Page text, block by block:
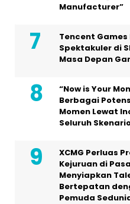
Manufacturer”
Tencent
Spektakuler di
Masa Depan
“Now is Your
Berbagai
Momen Lewat
Seluruh
XCMG Perluas
Kejuruan di
Menyiapkan
Bertepatan
Pemuda